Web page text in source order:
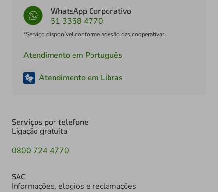
WhatsApp Corporativo
51 3358 4770
*Serviço disponível conforme adesão das cooperativas
Atendimento em Português
Atendimento em Libras
Serviços por telefone
Ligação gratuita
0800 724 4770
SAC
Informações, elogios e reclamações